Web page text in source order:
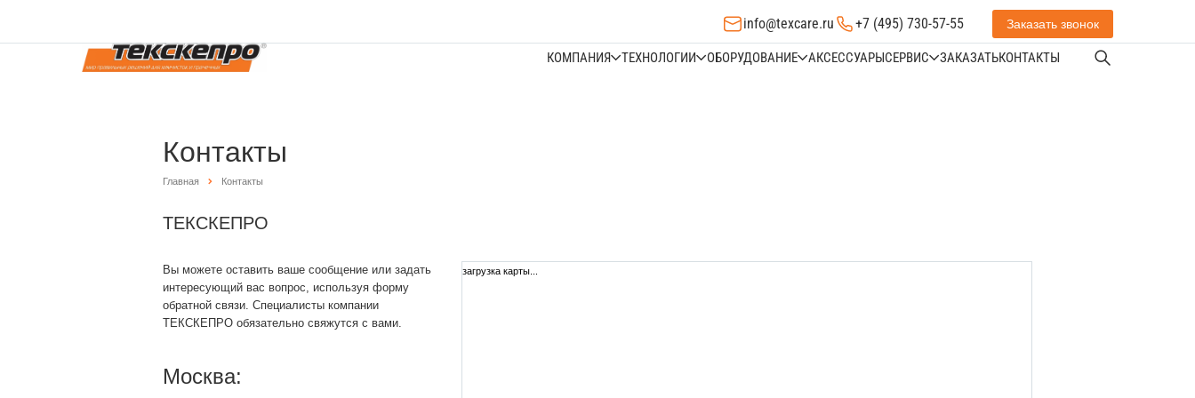
info@texcare.ru +7 (495) 730-57-55 Заказать звонок
КОМПАНИЯ ТЕХНОЛОГИИ ОБОРУДОВАНИЕ АКСЕССУАРЫСЕРВИС ЗАКАЗАТЬКОНТАКТЫ
Контакты
Главная Контакты
ТЕКСКЕПРО
Вы можете оставить ваше сообщение или задать
интересующий вас вопрос, используя форму
обратной связи. Специалисты компании
ТЕКСКЕПРО обязательно свяжутся с вами.
Москва:
загрузка карты...